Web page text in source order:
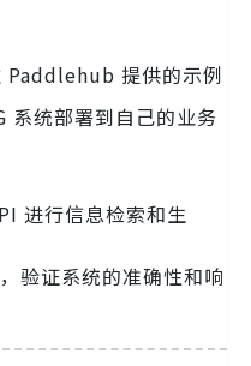
Paddlehub 提供的示例
系统部署到自己的业务
进行信息检索和生
验证系统的准确性和响